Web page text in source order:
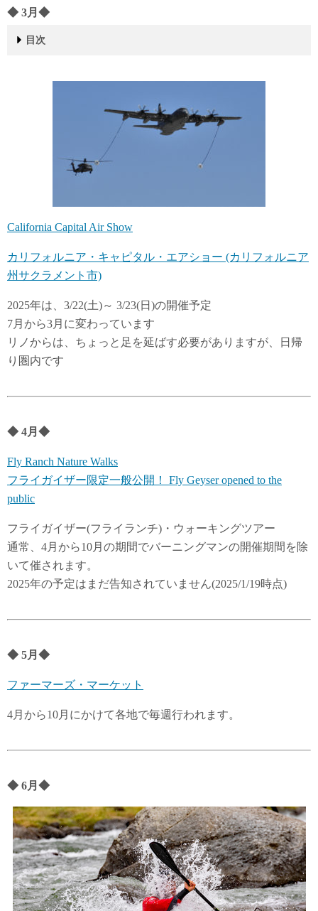
◆ 3月 ◆
目次
California Capital Air Show
カリフォルニア・キャピタル・エアショー (カリフォルニア
州サクラメント市)
2025年は、3/22(土)～ 3/23(日)の開催予定
7月から3月に変わっています
リノからは、ちょっと足を延ばす必要がありますが、日帰
り圏内です
◆ 4月 ◆
Fly Ranch Nature Walks
フライガイザー限定一般公開！ Fly Geyser opened to the
public
フライガイザー(フライランチ)・ウォーキングツアー
通常、4月から10月の期間でバーニングマンの開催期間を除
いて催されます。
2025年の予定はまだ告知されていません(2025/1/19時点)
◆ 5月 ◆
ファーマーズ・マーケット
4月から10月にかけて各地で毎週行われます。
◆ 6月 ◆